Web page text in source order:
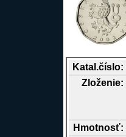
Katal.číslo:
Zloženie:
Hmotnosť: